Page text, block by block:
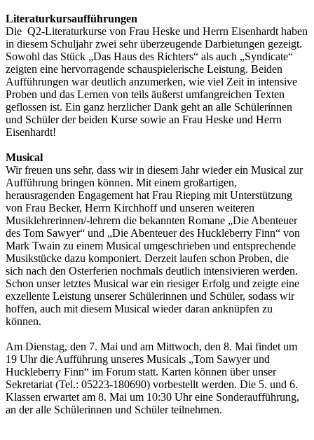
Literaturkursaufführungen
Die Q2-Literaturkurse von Frau Heske und Herrn Eisenhardt haben
in diesem Schuljahr zwei sehr überzeugende Darbietungen gezeigt.
Sowohl das Stück „Das Haus des Richters“ als auch „Syndicate“
zeigten eine hervorragende schauspielerische Leistung. Beiden
Aufführungen war deutlich anzumerken, wie viel Zeit in intensive
Proben und das Lernen von teils äußerst umfangreichen Texten
geflossen ist. Ein ganz herzlicher Dank geht an alle Schülerinnen
und Schüler der beiden Kurse sowie an Frau Heske und Herrn
Eisenhardt!
Musical
Wir freuen uns sehr, dass wir in diesem Jahr wieder ein Musical zur
Aufführung bringen können. Mit einem großartigen,
herausragenden Engagement hat Frau Rieping mit Unterstützung
von Frau Becker, Herrn Kirchhoff und unseren weiteren
Musiklehrerinnen/-lehrern die bekannten Romane „Die Abenteuer
des Tom Sawyer“ und „Die Abenteuer des Huckleberry Finn“ von
Mark Twain zu einem Musical umgeschrieben und entsprechende
Musikstücke dazu komponiert. Derzeit laufen schon Proben, die
sich nach den Osterferien nochmals deutlich intensivieren werden.
Schon unser letztes Musical war ein riesiger Erfolg und zeigte eine
exzellente Leistung unserer Schülerinnen und Schüler, sodass wir
hoffen, auch mit diesem Musical wieder daran anknüpfen zu
können.
Am Dienstag, den 7. Mai und am Mittwoch, den 8. Mai findet um
19 Uhr die Aufführung unseres Musicals „Tom Sawyer und
Huckleberry Finn“ im Forum statt. Karten können über unser
Sekretariat (Tel.: 05223-180690) vorbestellt werden. Die 5. und 6.
Klassen erwartet am 8. Mai um 10:30 Uhr eine Sonderaufführung,
an der alle Schülerinnen und Schüler teilnehmen.